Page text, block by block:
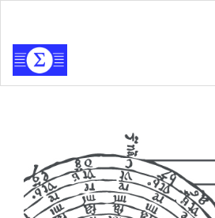
Contenido
principal
Barra